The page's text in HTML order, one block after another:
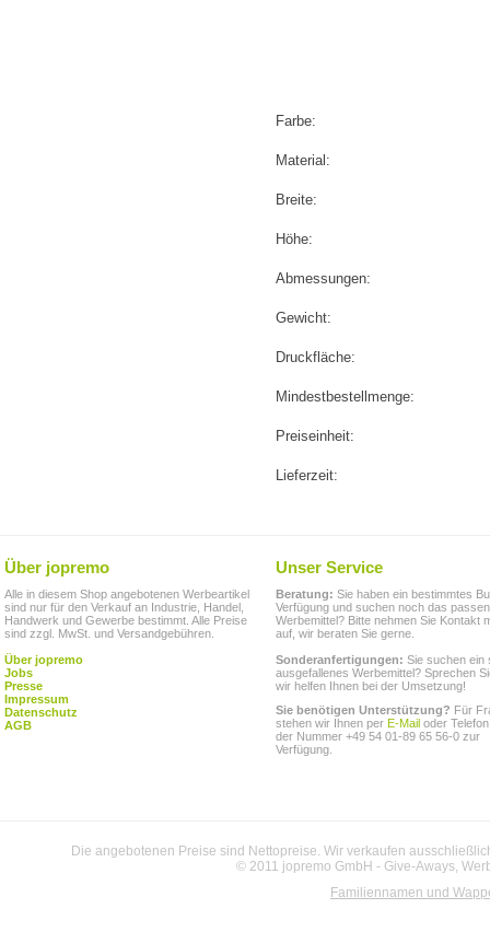
Farbe:
Material:
Breite:
Höhe:
Abmessungen:
Gewicht:
Druckfläche:
Mindestbestellmenge:
Preiseinheit:
Lieferzeit:
Über jopremo
Alle in diesem Shop angebotenen Werbeartikel
sind nur für den Verkauf an Industrie, Handel,
Handwerk und Gewerbe bestimmt. Alle Preise
sind zzgl. MwSt. und Versandgebühren.
Über jopremo
Jobs
Presse
Impressum
Datenschutz
AGB
Unser Service
Beratung: Sie haben ein bestimmtes
Verfügung und suchen noch das
Werbemittel? Bitte nehmen Sie Kontakt
auf, wir beraten Sie gerne.
Sonderanfertigungen: Sie suchen ein
ausgefallenes Werbemittel? Sprechen
wir helfen Ihnen bei der Umsetzung!
Sie benötigen Unterstützung? Für
stehen wir Ihnen per E-Mail oder
der Nummer +49 54 01-89 65 56-0 zur
Verfügung.
Die angebotenen Preise sind Nettopreise. Wir verkaufen
© 2011 jopremo GmbH - Give-Aways,
Familiennamen und